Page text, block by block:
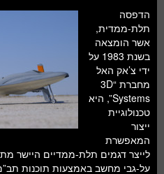
הדפסה
תלת-ממדית,
אשר הומצאה
בשנת 1983 על
ידי צ’אק האל
מחברת “3D
Systems”, היא
טכנולוגיית
ייצור
המאפשרת
לייצר דגמים תלת-ממדיים היישר